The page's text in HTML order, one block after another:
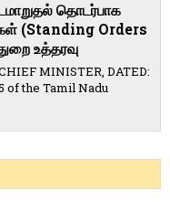
தொடர்பாக
(Standing Orders
உத்தரவு
MINISTER, DATED:
of the Tamil Nadu